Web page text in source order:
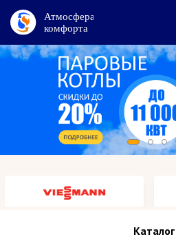
+7 (495)
Москва и
Контакты
Каталог